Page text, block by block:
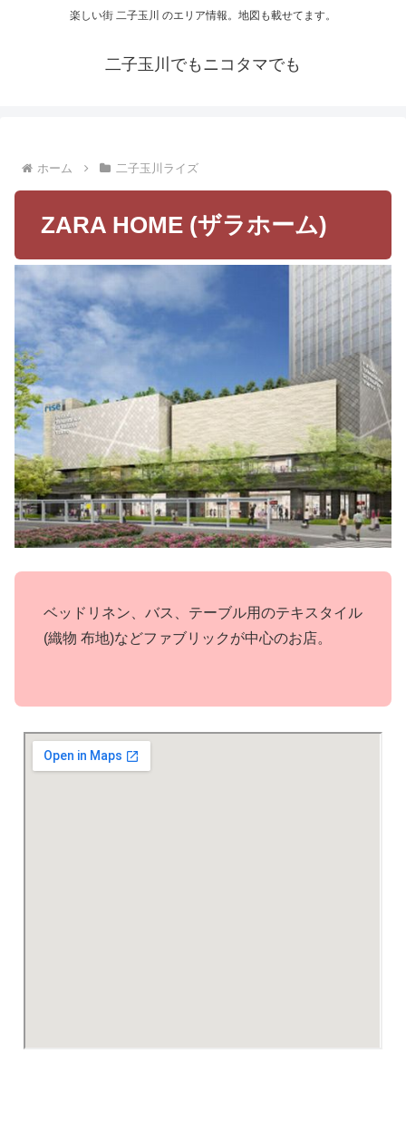
楽しい街 二子玉川 のエリア情報。地図も載せてます。
二子玉川でもニコタマでも
ホーム 二子玉川ライズ
ZARA HOME (ザラホーム)
ベッドリネン、バス、テーブル用のテキスタイル
(織物 布地)などファブリックが中心のお店。